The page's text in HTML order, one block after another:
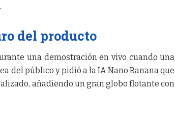
del producto
una demostración en vivo cuando una
del público y pidió a la IA Nano Banana que
añadiendo un gran globo flotante con